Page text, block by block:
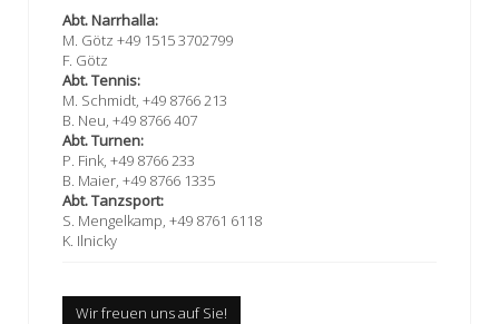
Abt. Narrhalla:
M. Götz +49 1515 3702799
F. Götz
Abt. Tennis:
M. Schmidt, +49 8766 213
B. Neu, +49 8766 407
Abt. Turnen:
P. Fink, +49 8766 233
B. Maier, +49 8766 1335
Abt. Tanzsport:
S. Mengelkamp, +49 8761 6118
K. Ilnicky
Wir freuen uns auf Sie!